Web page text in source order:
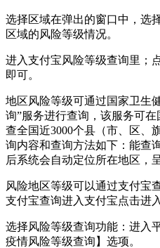
选择区域在弹出的窗口中，选
区域的风险等级情况。
进入支付宝风险等级查询里；
即可。
地区风险等级可通过国家卫生
询”服务进行查询，该服务可
查全国近3000个县（市、区、
询内容和查询方法如下：能查
后系统会自动定位所在地区，
风险地区等级可以通过支付宝
支付宝查询进入支付宝点击进
选择风险等级查询功能：进入
疫情风险等级查询】选项。